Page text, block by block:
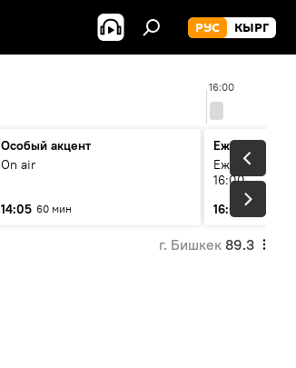
РУС КЫРГ
16:00
Особый акцент
On air
14:05 60 мин
Ежедневные
Ежедневные
16:00
16:01
3 мин
г. Бишкек 89.3